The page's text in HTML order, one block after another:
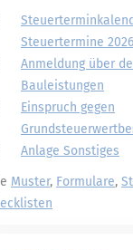
Steuertermine
Anmeldung über
Bauleistungen
Einspruch gegen
Anlage Sonstiges
Muster, Formulare,